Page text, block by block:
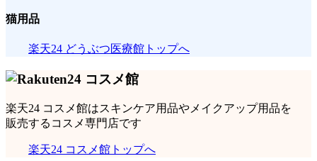
猫用品
楽天24 どうぶつ医療館トップへ
楽天24 コスメ館はスキンケア用品やメイクアップ用品を
販売するコスメ専門店です
楽天24 コスメ館トップへ